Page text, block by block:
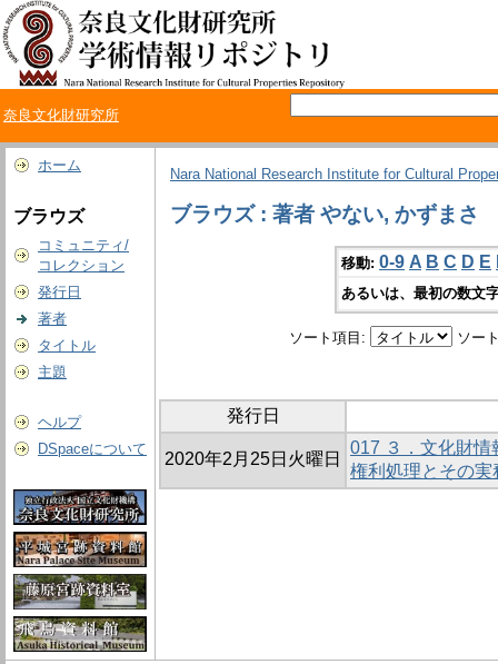
奈良文化財研究所
ホーム
ブラウズ
コミュニティ/
コレクション
発行日
著者
タイトル
主題
ヘルプ
DSpaceについて
Nara National Research Institute for Cultural
ブラウズ : 著者 やない, かずまさ
移動: 0-9 A B C D E
あるいは、最初の数文
ソート項目: ソー
発行日
2020年2月25日火曜日
017 ３．文化財情
権利処理とその実